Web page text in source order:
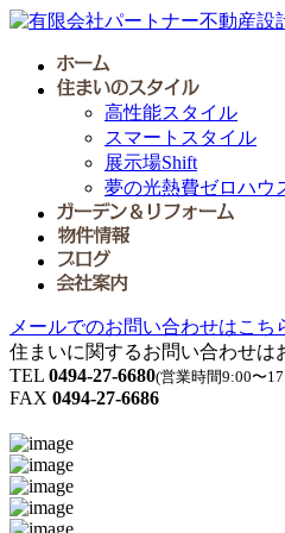
高性能スタイル
スマートスタイル
展示場Shift
夢の光熱費ゼロハウ
メールでのお問い合わせはこち
住まいに関するお問い合わせは
TEL 0494-27-6680(営業時間9:00〜
FAX 0494-27-6686